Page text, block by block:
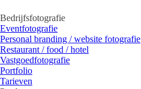
Bedrijfsfotografie
Eventfotografie
Personal branding / website fotografie
Restaurant / food / hotel
Vastgoedfotografie
Portfolio
Tarieven